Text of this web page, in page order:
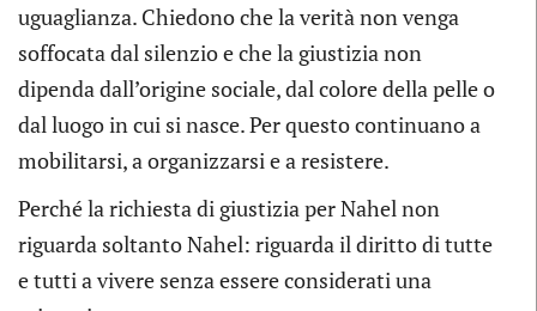
uguaglianza. Chiedono che la verità non venga
soffocata dal silenzio e che la giustizia non
dipenda dall’origine sociale, dal colore della pelle o
dal luogo in cui si nasce. Per questo continuano a
mobilitarsi, a organizzarsi e a resistere.
Perché la richiesta di giustizia per Nahel non
riguarda soltanto Nahel: riguarda il diritto di tutte
e tutti a vivere senza essere considerati una